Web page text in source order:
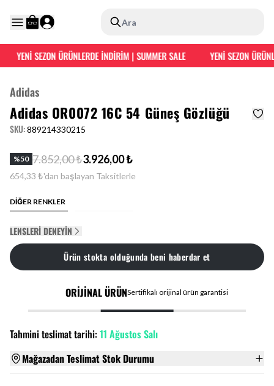
Ara
YENİ SEZON ÜRÜNLERDE İNDİRİM | SUMMER SALE YENİ SEZON
Adidas
Adidas OR0072 16C 54 Güneş Gözlüğü
SKU:889214330215
%50 7.852,00 ₺3.926,00 ₺
654,33 ₺'dan başlayan Taksitlerle
DİĞER RENKLER
LENSLERI DENEYIN
Ürün stokta olduğunda beni haberdar et
ORİJİNAL ÜRÜNSertifikalı orijinal ürün garantisi
Tahmini teslimat tarihi:11 Ağustos Salı
Mağazadan Teslimat Stok Durumu